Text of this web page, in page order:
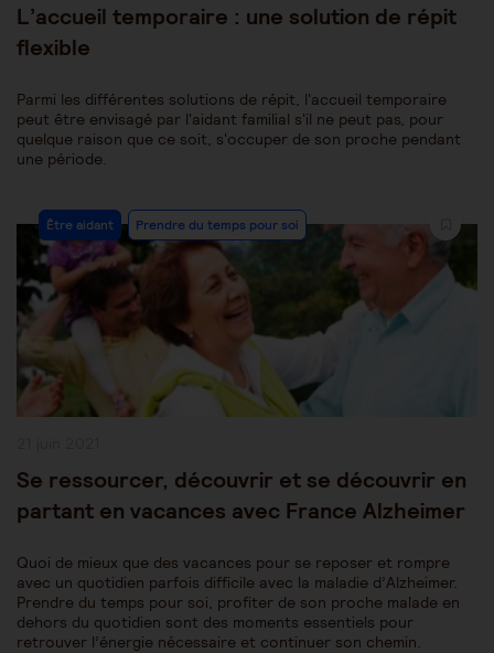
L’accueil temporaire : une solution de répit
flexible
Parmi les différentes solutions de répit, l'accueil temporaire
peut être envisagé par l'aidant familial s'il ne peut pas, pour
quelque raison que ce soit, s'occuper de son proche pendant
une période.
Post
Category:
Être aidant Prendre du temps pour soi
Se ressourcer, découvrir et se découvrir en
partant en vacances avec France Alzheimer
Quoi de mieux que des vacances pour se reposer et rompre
avec un quotidien parfois difficile avec la maladie d’Alzheimer.
Prendre du temps pour soi, profiter de son proche malade en
dehors du quotidien sont des moments essentiels pour
retrouver l’énergie nécessaire et continuer son chemin.